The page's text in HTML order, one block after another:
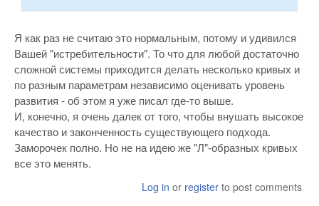
Я как раз не считаю это нормальным, потому и удивился
Вашей "истребительности". То что для любой достаточно
сложной системы приходится делать несколько кривых и
по разным параметрам независимо оценивать уровень
развития - об этом я уже писал где-то выше.
И, конечно, я очень далек от того, чтобы внушать высокое
качество и законченность существующего подхода.
Заморочек полно. Но не на идею же "Л"-образных кривых
все это менять.
Log in or register to post comments